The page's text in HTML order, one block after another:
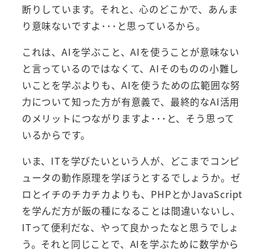
断りしています。それと、心のどこかで、あんま
り意味ないですよ･･･と思っているから。
これは、AIを学ぶこと、AIを使うことが意味ない
と言っているのではなくて、AIそのものの小難し
いことを学ぶよりも、AIを使うための広範囲な努
力について知った方が有意義で、最終的なAI活用
のメリットにつながりますよ･･･と、そう思って
いるからです。
いま、ITを学びたいという人が、どこまでコンピ
ュータの動作原理を学ぼうとするでしょうか。ゼ
ロとイチのチカチカよりも、PHPとかJavaScript
を学んだ方が飯の種になることは間違いないし、
ITって便利だな、やって良かったなと思うでしょ
う。それと同じことで、AIを学ぶために数学から